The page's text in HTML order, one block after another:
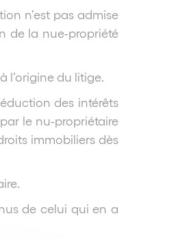
n’est pas admise
de la nue-propriété
l’origine du litige.
des intérêts
le nu-propriétaire
immobiliers dès
de celui qui en a